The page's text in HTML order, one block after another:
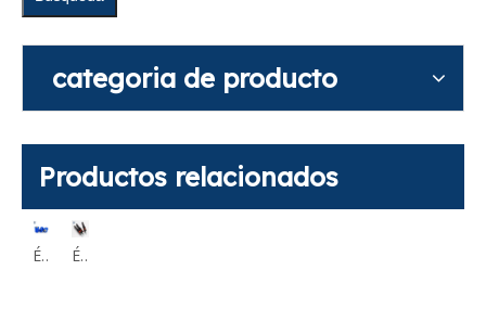
categoria de producto
Productos relacionados
Émbolos de bola de ajuste a presión PFSSN Émbolos de resorte de carrera larga Estándar PJH Punta larga